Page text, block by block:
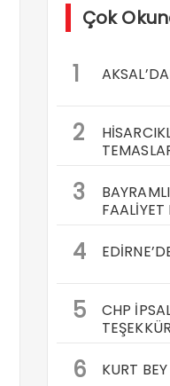
Çok
1
2
3
4
5
CHP
TEŞEKKÜR
6 KURT